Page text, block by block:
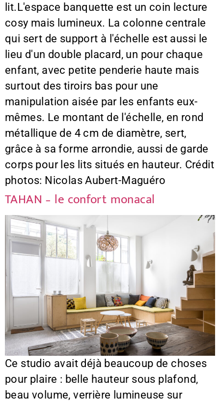
lit.L'espace banquette est un coin lecture
cosy mais lumineux. La colonne centrale
qui sert de support à l'échelle est aussi le
lieu d'un double placard, un pour chaque
enfant, avec petite penderie haute mais
surtout des tiroirs bas pour une
manipulation aisée par les enfants eux-
mêmes. Le montant de l'échelle, en rond
métallique de 4 cm de diamètre, sert,
grâce à sa forme arrondie, aussi de garde
corps pour les lits situés en hauteur. Crédit
photos: Nicolas Aubert-Maguéro
TAHAN – le confort monacal
Ce studio avait déjà beaucoup de choses
pour plaire : belle hauteur sous plafond,
beau volume, verrière lumineuse sur